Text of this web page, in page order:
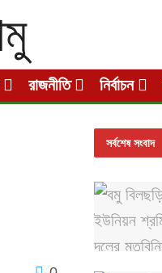
রাজনীতি নির্বাচন
সর্বশেষ সংবাদ